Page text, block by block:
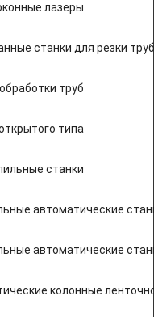
лазеры
станки для резки
труб
типа
станки
автоматические
автоматические
колонные